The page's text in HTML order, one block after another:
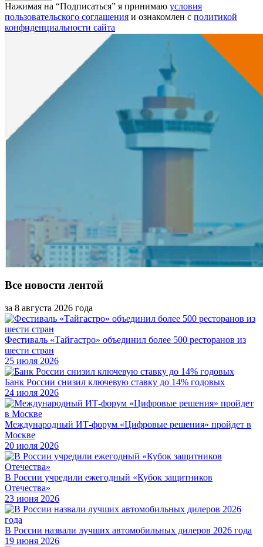
Нажимая на “Подписаться” я принимаю условия
пользовательского соглашения и ознакомлен с политикой
конфиденциальности сайта
Все новости лентой
за 8 августа 2026 года
Фестиваль «Тайгастро» объединил более 500 ресторанов из
шести стран
25 июля 2026
Банк России снизил ключевую ставку до 14% годовых
24 июля 2026
Международный ИТ-форум «Цифровые решения» пройдет в
Москве
20 июля 2026
В России учредили ежегодный «Кубок защитников
Отечества»
23 июня 2026
В России назвали лучших автомобильных дилеров 2026 года
19 июня 2026